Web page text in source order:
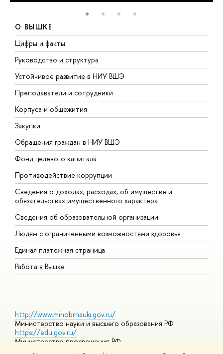
О ВЫШКЕ
Цифры и факты
Руководство и структура
Устойчивое развитие в НИУ ВШЭ
Преподаватели и сотрудники
Корпуса и общежития
Закупки
Обращения граждан в НИУ ВШЭ
Фонд целевого капитала
Противодействие коррупции
Сведения о доходах, расходах, об имуществе и
обязательствах имущественного характера
Сведения об образовательной организации
Людям с ограниченными возможностями здоровья
Единая платежная страница
Работа в Вышке
http://www.minobrnauki.gov.ru/
Министерство науки и высшего образования РФ
https://edu.gov.ru/
Министерство просвещения РФ